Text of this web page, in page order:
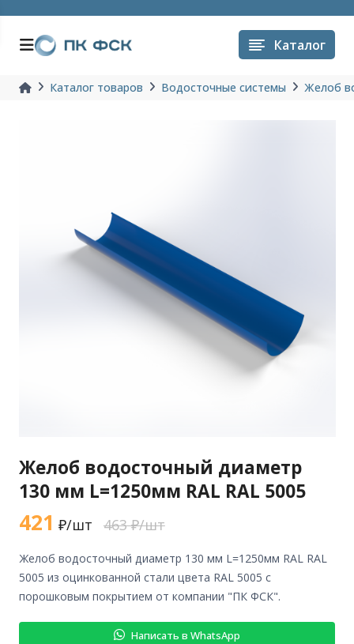
Каталог
Каталог товаров Водосточные системы Желоб
Желоб водосточный диаметр
130 мм L=1250мм RAL RAL 5005
421 ₽/шт 463 ₽/шт
желоб водосточный диаметр 130 мм L=1250мм RAL RAL
5005 из оцинкованной стали цвета RAL 5005 с
порошковым покрытием от компании "ПК ФСК".
Написать в WhatsApp